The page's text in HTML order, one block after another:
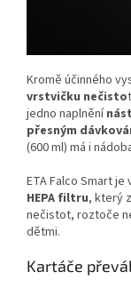
Kromě účinného
vrstvičku nečisto
jedno naplnění
přesným
(600 ml) má i
ETA Falco Smart je
HEPA filtru, který
nečistot, roztoče
dětmi.
Kartáče